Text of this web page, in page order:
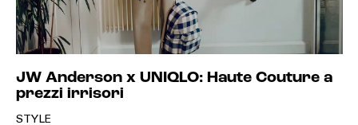
JW Anderson x UNIQLO: Haute Couture a
prezzi irrisori
STYLE